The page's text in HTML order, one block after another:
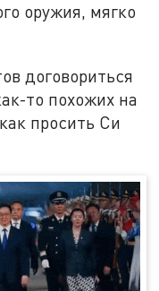
оружия, мягко
договориться
то похожих на
просить Си